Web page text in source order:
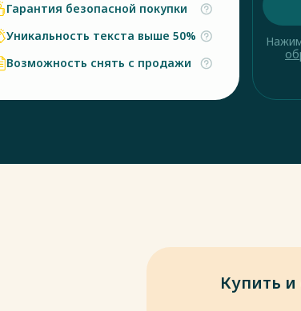
Гарантия безопасной покупки
Уникальность текста выше 50%
Возможность снять с продажи
Купить и